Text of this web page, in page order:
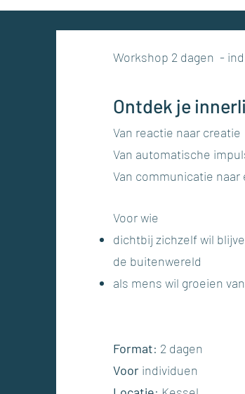
Workshop 2 dagen -
Ontdek je
Van reactie naar creatie
​Van automatische
Van communicatie naar
Voor wie
dichtbij zichzelf wil
de buitenwereld
als mens wil groeien
Format: 2 dagen
Voor individuen